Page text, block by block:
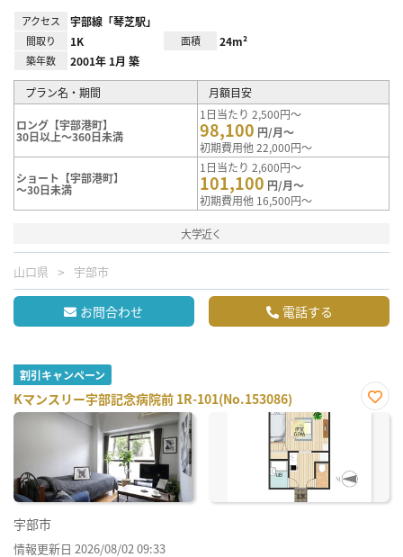
アクセス 宇部線「琴芝駅」
間取り 1K 面積 24m²
築年数 2001年 1月 築
プラン名・期間 月額目安
ロング【宇部港町】
30日以上～360日未満
1日当たり 2,500円～
98,100 円/月～
初期費用他 22,000円～
ショート【宇部港町】
～30日未満
1日当たり 2,600円～
101,100 円/月～
初期費用他 16,500円～
大学近く
山口県 宇部市
お問合わせ 電話する
割引キャンペーン
Kマンスリー宇部記念病院前 1R-101(No.153086)
お気
宇部市
情報更新日 2026/08/02 09:33